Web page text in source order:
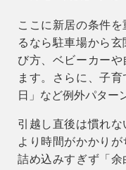
ここに新居の条件
るなら駐車場から
び方、ベビーカー
ます。さらに、子
日」など例外パター
引越し直後は慣れ
より時間がかかり
詰め込みすぎず「